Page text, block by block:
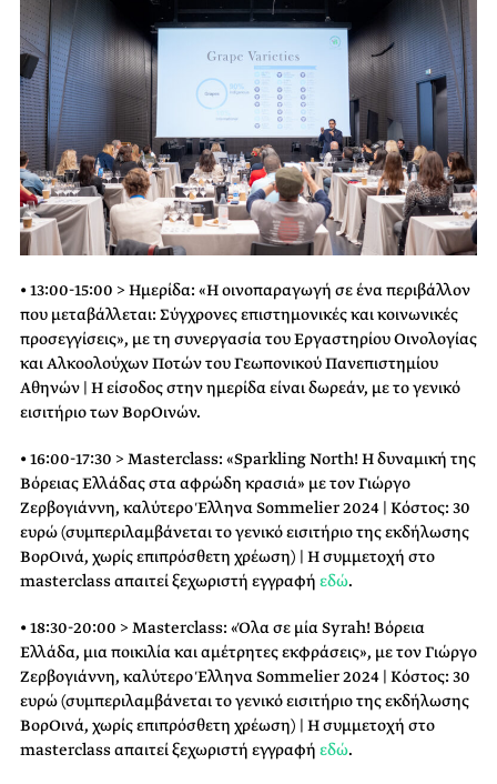
• 13:00-15:00 > Ημερίδα: «Η οινοπαραγωγή σε ένα περιβάλλον
που μεταβάλλεται: Σύγχρονες επιστημονικές και κοινωνικές
προσεγγίσεις», με τη συνεργασία του Εργαστηρίου Οινολογίας
και Αλκοολούχων Ποτών του Γεωπονικού Πανεπιστημίου
Αθηνών | Η είσοδος στην ημερίδα είναι δωρεάν, με το γενικό
εισιτήριο των ΒορΟινών.
• 16:00-17:30 > Masterclass: «Sparkling North! Η δυναμική της
Βόρειας Ελλάδας στα αφρώδη κρασιά» με τον Γιώργο
Ζερβογιάννη, καλύτερο Έλληνα Sommelier 2024 | Κόστος: 30
ευρώ (συμπεριλαμβάνεται το γενικό εισιτήριο της εκδήλωσης
ΒορΟινά, χωρίς επιπρόσθετη χρέωση) | Η συμμετοχή στο
masterclass απαιτεί ξεχωριστή εγγραφή εδώ.
• 18:30-20:00 > Masterclass: «Όλα σε μία Syrah! Βόρεια
Ελλάδα, μια ποικιλία και αμέτρητες εκφράσεις», με τον Γιώργο
Ζερβογιάννη, καλύτερο Έλληνα Sommelier 2024 | Κόστος: 30
ευρώ (συμπεριλαμβάνεται το γενικό εισιτήριο της εκδήλωσης
ΒορΟινά, χωρίς επιπρόσθετη χρέωση) | Η συμμετοχή στο
masterclass απαιτεί ξεχωριστή εγγραφή εδώ.